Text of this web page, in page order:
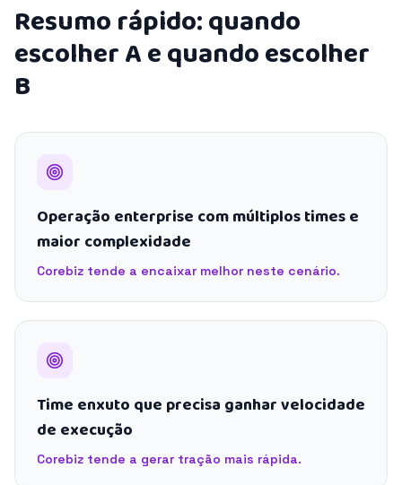
Resumo rápido: quando
escolher A e quando escolher
B
Operação enterprise com múltiplos times e
maior complexidade
Corebiz tende a encaixar melhor neste cenário.
Time enxuto que precisa ganhar velocidade
de execução
Corebiz tende a gerar tração mais rápida.